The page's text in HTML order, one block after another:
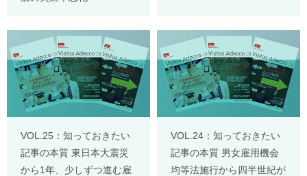
VOL.25：知っておきたい
記事の本質 東日本大震災
から1年、少しずつ進む雇
VOL.24：知っておきたい
記事の本質 男女雇用機会
均等法施行から四半世紀が